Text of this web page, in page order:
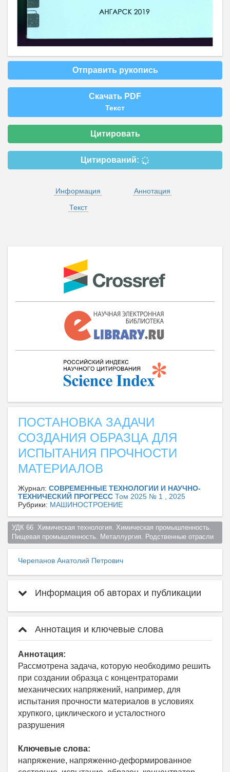
Отправить рукопись
Скачать PDF
Текст
Цитировать
Цитирований:
Информация
Аннотация
Текст
ПОСТАНОВКА ЗАДАЧИ
СОЗДАНИЯ ОБРАЗЦА ДЛЯ
ИСПЫТАНИЯ ПРОЧНОСТИ
МАТЕРИАЛОВ
Журнал: СОВРЕМЕННЫЕ ТЕХНОЛОГИИ И НАУЧНО-
ТЕХНИЧЕСКИЙ ПРОГРЕСС Том 2025 № 1 , 2025
Рубрики: МАШИНОСТРОЕНИЕ
УДК 66  Химическая технология. Химическая промышленность.
Пищевая промышленность. Металлургия. Родственные отрасли
Черепанов Анатолий Петрович
Информация об авторах и публикации
Аннотация и ключевые слова
Аннотация:
Рассмотрена задача, которую необходимо решить
при создании образца с концентраторами
механических напряжений, например, для
испытания прочности материалов в условиях
хрупкого, циклического и усталостного
разрушения
Ключевые слова:
напряжение, напряженно-деформированное